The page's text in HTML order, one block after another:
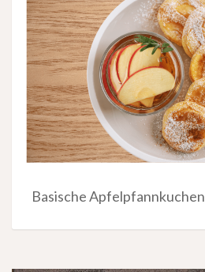
Basische Apfelpfannkuchen